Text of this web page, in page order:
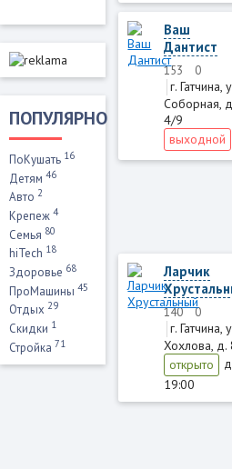
ПОПУЛЯРНО
ПоКушать 16
Детям 46
Авто 2
Крепеж 4
Семья 80
hiTech 18
Здоровье 68
ПроМашины 45
Отдых 29
Скидки 1
Стройка 71
Ваш
Дантист
153 0
г. Гатчина,
Соборная,
4/9
выходной
Ларчик
140 0
г. Гатчина,
Хохлова, д.
открыто
19:00